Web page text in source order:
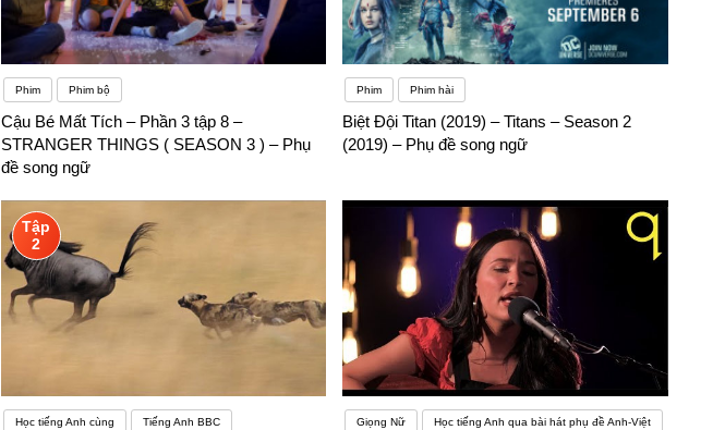
Phim Phim bộ
Cậu Bé Mất Tích – Phần 3 tập 8 –
STRANGER THINGS ( SEASON 3 ) – Phụ
đề song ngữ
Phim Phim hài
Biệt Đội Titan (2019) – Titans – Season 2
(2019) – Phụ đề song ngữ
Tập
2
Học tiếng Anh cùng Tiếng Anh BBC Giọng Nữ Học tiếng Anh qua bài hát phụ đề Anh-Việt